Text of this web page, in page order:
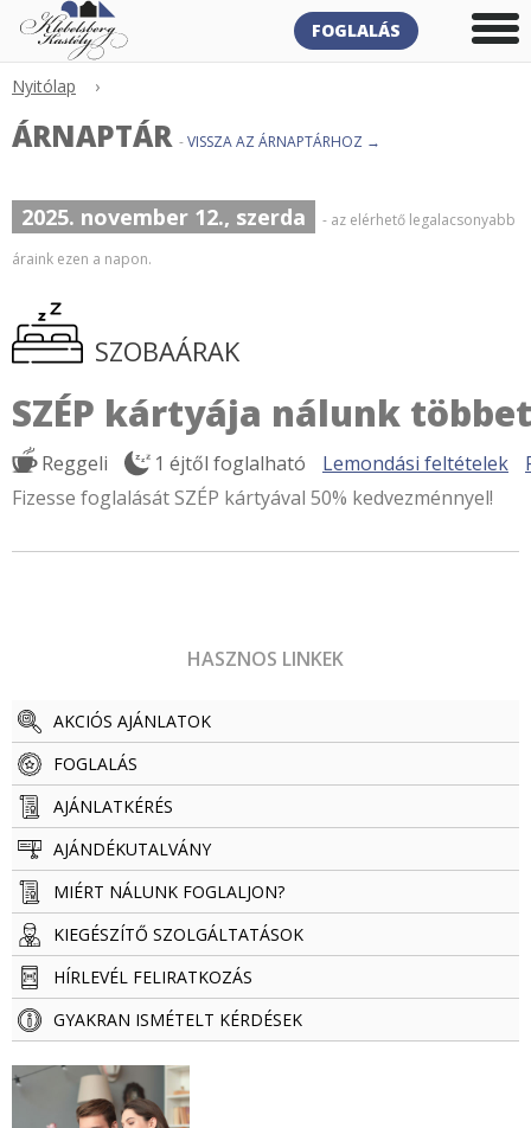
FOGLALÁS
Nyitólap ›
ÁRNAPTÁR -VISSZA AZ ÁRNAPTÁRHOZ →
2025. november 12., szerda
- az elérhető legalacsonyabb
áraink ezen a napon.
SZOBAÁRAK
SZÉP kártyája nálunk
Reggeli 1 éjtől foglalható Lemondási feltételek
Fizesse foglalását SZÉP kártyával 50% kedvezménnyel!
HASZNOS LINKEK
AKCIÓS AJÁNLATOK
FOGLALÁS
AJÁNLATKÉRÉS
AJÁNDÉKUTALVÁNY
MIÉRT NÁLUNK FOGLALJON?
KIEGÉSZÍTŐ SZOLGÁLTATÁSOK
HÍRLEVÉL FELIRATKOZÁS
GYAKRAN ISMÉTELT KÉRDÉSEK